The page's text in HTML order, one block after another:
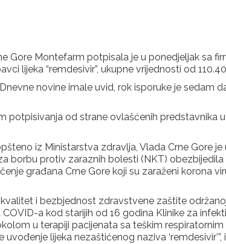
Gore Montefarm potpisala je u ponedjeljak sa
lijeka “remdesivir”, ukupne vrijednosti od
novine imale uvid, rok isporuke je sedam
potpisivanja od strane ovlašćenih predstavnika
iz Ministarstva zdravlja, Vlada Crne Gore
borbu protiv zaraznih bolesti (NKT) obezbijedila
građana Crne Gore koji su zaraženi korona
i bezbjednost zdravstvene zaštite
a kod starijih od 16 godina Klinike za
u terapiji pacijenata sa teškim
lijeka nezaštićenog naziva